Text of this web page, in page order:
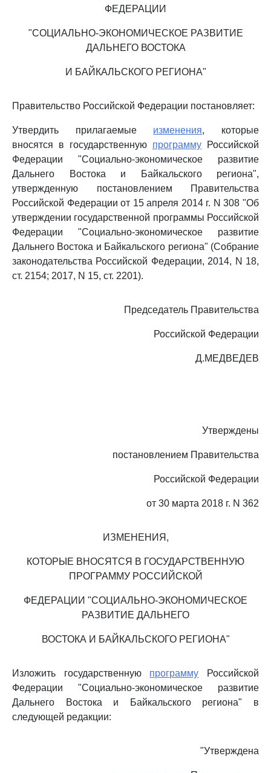
ФЕДЕРАЦИИ
"СОЦИАЛЬНО-ЭКОНОМИЧЕСКОЕ РАЗВИТИЕ
ДАЛЬНЕГО ВОСТОКА
И БАЙКАЛЬСКОГО РЕГИОНА"
Правительство Российской Федерации постановляет:
Утвердить прилагаемые изменения, которые
вносятся в государственную программу Российской
Федерации "Социально-экономическое развитие
Дальнего Востока и Байкальского региона",
утвержденную постановлением Правительства
Российской Федерации от 15 апреля 2014 г. N 308 "Об
утверждении государственной программы Российской
Федерации "Социально-экономическое развитие
Дальнего Востока и Байкальского региона" (Собрание
законодательства Российской Федерации, 2014, N 18,
ст. 2154; 2017, N 15, ст. 2201).
Председатель Правительства
Российской Федерации
Д.МЕДВЕДЕВ
Утверждены
постановлением Правительства
Российской Федерации
от 30 марта 2018 г. N 362
ИЗМЕНЕНИЯ,
КОТОРЫЕ ВНОСЯТСЯ В ГОСУДАРСТВЕННУЮ
ПРОГРАММУ РОССИЙСКОЙ
ФЕДЕРАЦИИ "СОЦИАЛЬНО-ЭКОНОМИЧЕСКОЕ
РАЗВИТИЕ ДАЛЬНЕГО
ВОСТОКА И БАЙКАЛЬСКОГО РЕГИОНА"
Изложить государственную программу Российской
Федерации "Социально-экономическое развитие
Дальнего Востока и Байкальского региона" в
следующей редакции:
"Утверждена